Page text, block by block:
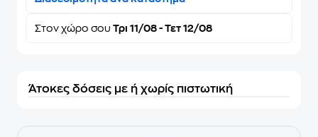
Στον χώρο σου Τρι 11/08 - Τετ 12/08
Άτοκες δόσεις με ή χωρίς πιστωτική